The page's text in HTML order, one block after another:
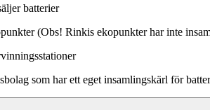
batterier
(Obs! Rinkis ekopunkter har inte
som har ett eget insamlingskärl för